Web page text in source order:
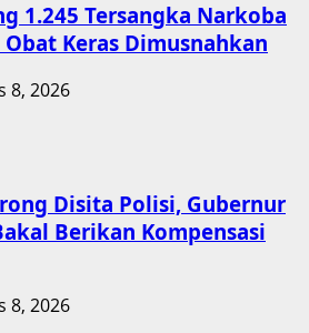
1.245 Tersangka Narkoba
Keras Dimusnahkan
8, 2026
Disita Polisi, Gubernur
Berikan Kompensasi
8, 2026